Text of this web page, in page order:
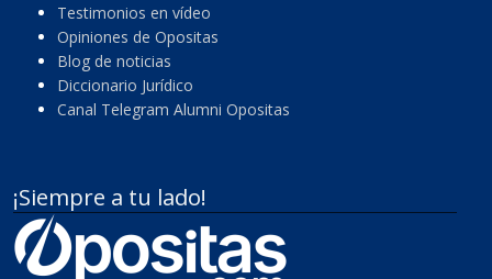
¡Siempre a tu lado!
Testimonios en vídeo
Opiniones de Opositas
Blog de noticias
Diccionario Jurídico
Canal Telegram Alumni Opositas